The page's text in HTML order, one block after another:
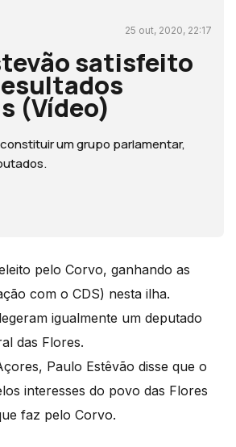
25 out, 2020, 22:17
satisfeito
(Vídeo)
um grupo parlamentar,
pelo Corvo, ganhando as
com o CDS) nesta ilha.
igualmente um deputado
das Flores.
Paulo Estêvão disse que o
interesses do povo das Flores
faz pelo Corvo.